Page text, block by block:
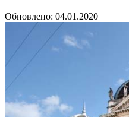
Обновлено: 04.01.2020